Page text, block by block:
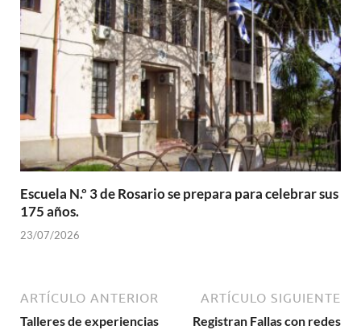
Escuela N.º 3 de Rosario se prepara para celebrar sus
175 años.
23/07/2026
ARTÍCULO ANTERIOR
Talleres de experiencias
ARTÍCULO SIGUIENTE
Registran Fallas con redes